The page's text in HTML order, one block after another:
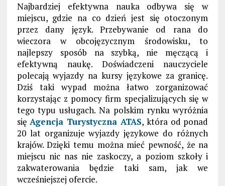
Najbardziej efektywna nauka odbywa się w
miejscu, gdzie na co dzień jest się otoczonym
przez dany język. Przebywanie od rana do
wieczora w obcojęzycznym środowisku, to
najlepszy sposób na szybką, nie męczącą i
efektywną naukę. Doświadczeni nauczyciele
polecają wyjazdy na kursy językowe za granicę.
Dziś taki wypad można łatwo zorganizować
korzystając z pomocy firm specjalizujących się w
tego typu usługach. Na polskim rynku wyróżnia
sięAgencja Turystyczna ATAS, która od ponad
20 lat organizuje wyjazdy językowe do różnych
krajów. Dzięki temu można mieć pewność, że na
miejscu nic nas nie zaskoczy, a poziom szkoły i
zakwaterowania będzie taki sam, jak we
wcześniejszej ofercie.